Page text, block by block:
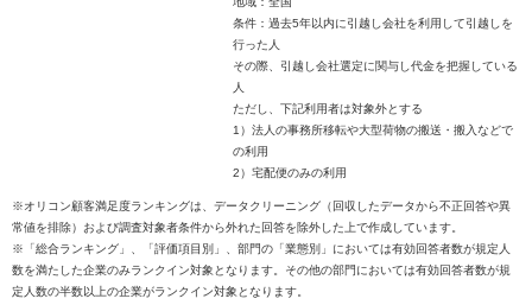
条件：過去5年以内に引越し会社を利用して引越しを
行った人
その際、引越し会社選定に関与し代金を把握している
人
ただし、下記利用者は対象外とする
1）法人の事務所移転や大型荷物の搬送・搬入などで
の利用
2）宅配便のみの利用
※オリコン顧客満足度ランキングは、データクリーニング（回収したデータから不正回答や異
常値を排除）および調査対象者条件から外れた回答を除外した上で作成しています。
※「総合ランキング」、「評価項目別」、部門の「業態別」においては有効回答者数が規定人
数を満たした企業のみランクイン対象となります。その他の部門においては有効回答者数が規
定人数の半数以上の企業がランクイン対象となります。